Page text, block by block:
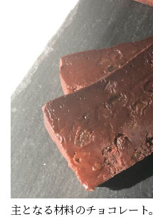
主となる材料のチョコレート。